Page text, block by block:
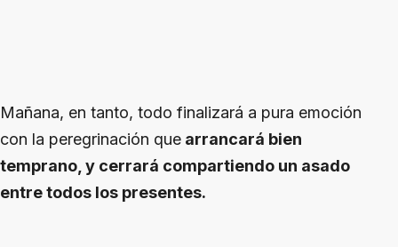
Mañana, en tanto, todo finalizará a pura emoción
con la peregrinación que arrancará bien
temprano, y cerrará compartiendo un asado
entre todos los presentes.